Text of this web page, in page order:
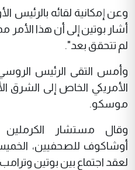
وعن إمكانية لقائه بالرئيس
أشار بوتين إلى أن هذا الأمر
لم تتحقق بعد".
وأمس التقى الرئيس
الأمريكي الخاص إلى
موسكو.
وقال مستشار الكرملين
أوشاكوف للصحفيين،
لعقد اجتماعٍ بين بوتين وترامب